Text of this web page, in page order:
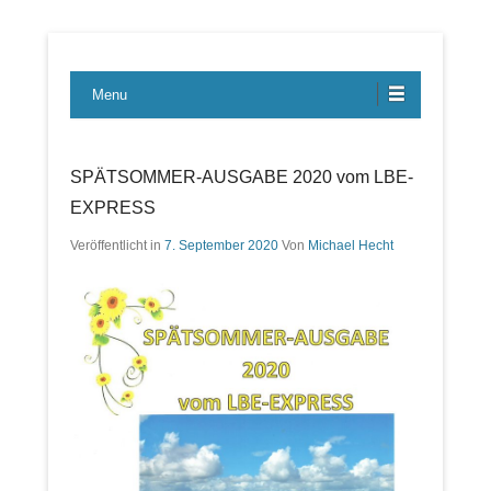
LBE-Express
Menu
SPÄTSOMMER-AUSGABE 2020 vom LBE-
EXPRESS
Veröffentlicht in 7. September 2020 Von Michael Hecht